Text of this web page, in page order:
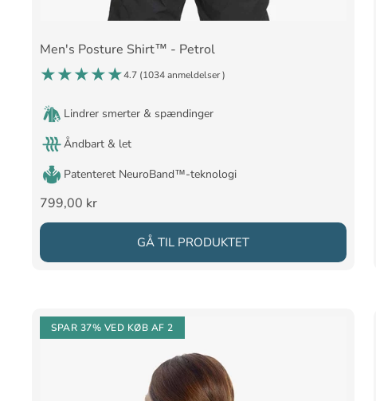
Men's Posture Shirt™ - Petrol
4.7 (1034 anmeldelser)
Lindrer smerter & spændinger
Åndbart & let
Patenteret NeuroBand™-teknologi
Salgspris
799,00 kr
GÅ TIL PRODUKTET
SPAR 37% VED KØB AF 2